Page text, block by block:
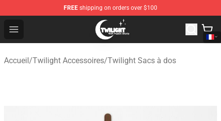
FREE shipping on orders over $100
Open menu
Twilight Store - Official Twilight Merchandise Shop
Accueil/Twilight Accessoires/Twilight Sacs à dos